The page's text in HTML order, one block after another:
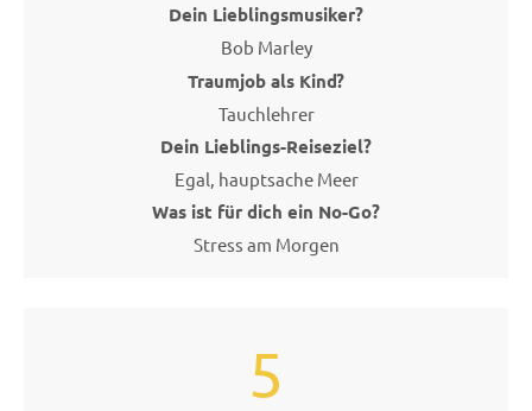
Dein Lieblingsmusiker?
Bob Marley
Traumjob als Kind?
Tauchlehrer
Dein Lieblings-Reiseziel?
Egal, hauptsache Meer
Was ist für dich ein No-Go?
Stress am Morgen
5